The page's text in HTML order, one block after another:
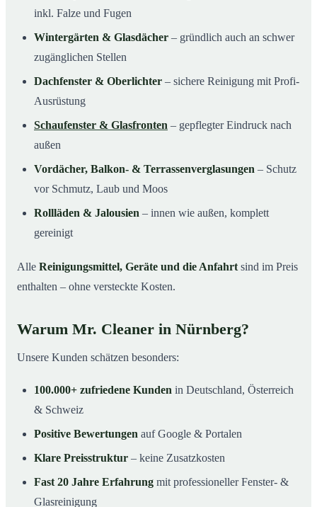
inkl. Falze und Fugen
Wintergärten & Glasdächer – gründlich auch an schwer
zugänglichen Stellen
Dachfenster & Oberlichter – sichere Reinigung mit Profi-
Ausrüstung
Schaufenster & Glasfronten – gepflegter Eindruck nach
außen
Vordächer, Balkon- & Terrassenverglasungen – Schutz
vor Schmutz, Laub und Moos
Rollläden & Jalousien – innen wie außen, komplett
gereinigt
Alle Reinigungsmittel, Geräte und die Anfahrt sind im Preis
enthalten – ohne versteckte Kosten.
Warum Mr. Cleaner in Nürnberg?
Unsere Kunden schätzen besonders:
100.000+ zufriedene Kunden in Deutschland, Österreich
& Schweiz
Positive Bewertungen auf Google & Portalen
Klare Preisstruktur – keine Zusatzkosten
Fast 20 Jahre Erfahrung mit professioneller Fenster- &
Glasreinigung